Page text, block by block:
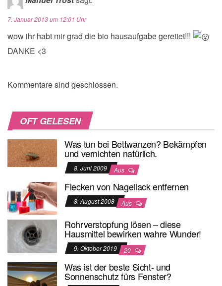
7. Januar 2013 um 12:01 Uhr
wow ihr habt mir grad die bio hausaufgabe gerettet!!!
DANKE <3
Kommentare sind geschlossen.
OFT GELESEN
Was tun bei Bettwanzen? Bekämpfen
und vernichten natürlich.
8. Juni 2009 Aus
Flecken von Nagellack entfernen
8. August 2008 Aus
Rohrverstopfung lösen – diese
Hausmittel bewirken wahre Wunder!
9. Oktober 2019 20
Was ist der beste Sicht- und
Sonnenschutz fürs Fenster?